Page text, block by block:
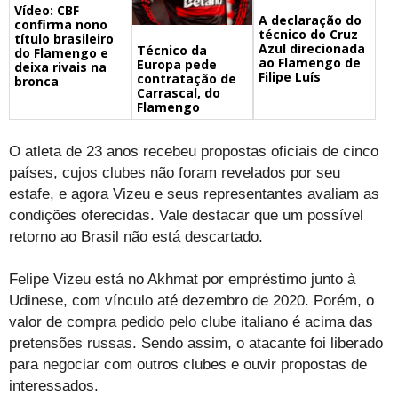
Vídeo: CBF
confirma nono
título brasileiro
do Flamengo e
deixa rivais na
bronca
Técnico da
Europa pede
contratação de
Carrascal, do
Flamengo
A declaração do
técnico do Cruz
Azul direcionada
ao Flamengo de
Filipe Luís
O atleta de 23 anos recebeu propostas oficiais de cinco
países, cujos clubes não foram revelados por seu
estafe, e agora Vizeu e seus representantes avaliam as
condições oferecidas. Vale destacar que um possível
retorno ao Brasil não está descartado.
Felipe Vizeu está no Akhmat por empréstimo junto à
Udinese, com vínculo até dezembro de 2020. Porém, o
valor de compra pedido pelo clube italiano é acima das
pretensões russas. Sendo assim, o atacante foi liberado
para negociar com outros clubes e ouvir propostas de
interessados.